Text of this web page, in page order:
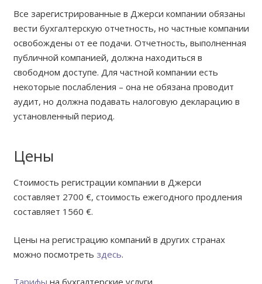
Все зарегистрированные в Джерси компании обязаны
вести бухгалтерскую отчетность, но частные компании
освобождены от ее подачи. Отчетность, выполненная
публичной компанией, должна находиться в
свободном доступе. Для частной компании есть
некоторые послабления – она не обязана проводит
аудит, но должна подавать налоговую декларацию в
установленный период.
Цены
Стоимость регистрации компании в Джерси
составляет 2700 €, стоимость ежегодного продления
составляет 1560 €.
Цены на регистрацию компаний в других странах
можно посмотреть здесь.
Тарифы на бухгалтерские услуги.